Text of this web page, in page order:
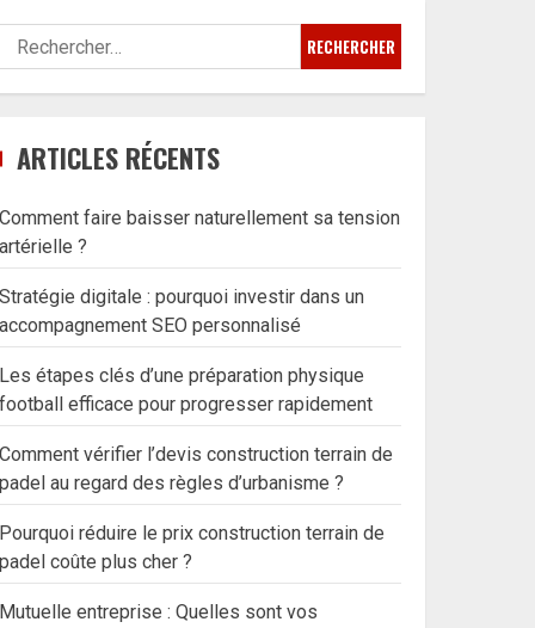
:
ARTICLES RÉCENTS
Comment faire baisser naturellement sa tension
artérielle ?
Stratégie digitale : pourquoi investir dans un
accompagnement SEO personnalisé
Les étapes clés d’une préparation physique
football efficace pour progresser rapidement
Comment vérifier l’devis construction terrain de
padel au regard des règles d’urbanisme ?
Pourquoi réduire le prix construction terrain de
padel coûte plus cher ?
Mutuelle entreprise : Quelles sont vos